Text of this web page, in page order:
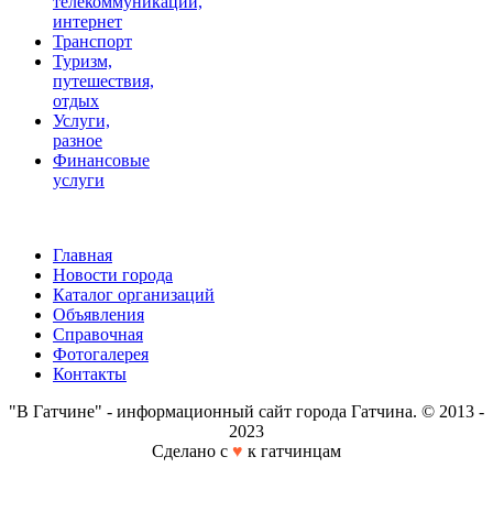
интернет
Транспорт
Туризм,
путешествия,
отдых
Услуги,
разное
Финансовые
услуги
Главная
Новости города
Каталог организаций
Объявления
Справочная
Фотогалерея
Контакты
"В Гатчине" - информационный сайт города Гатчина. © 2013 -
2023
Сделано с ♥ к гатчинцам